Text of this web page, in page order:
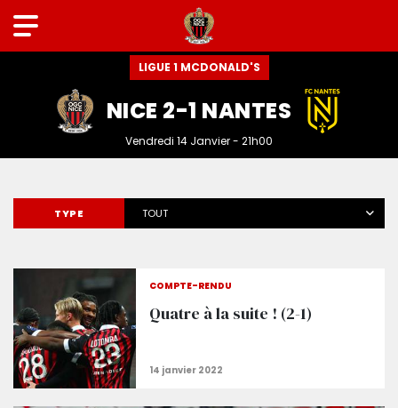
LIGUE 1 MCDONALD'S
NICE 2-1 NANTES
Vendredi 14 Janvier - 21h00
TYPE TOUT
COMPTE-RENDU
Quatre à la suite ! (2-1)